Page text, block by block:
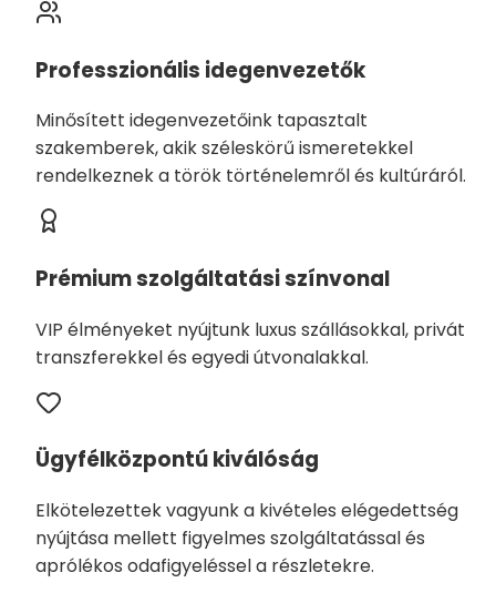
Professzionális idegenvezetők
Minősített idegenvezetőink tapasztalt
szakemberek, akik széleskörű ismeretekkel
rendelkeznek a török történelemről és kultúráról.
Prémium szolgáltatási színvonal
VIP élményeket nyújtunk luxus szállásokkal, privát
transzferekkel és egyedi útvonalakkal.
Ügyfélközpontú kiválóság
Elkötelezettek vagyunk a kivételes elégedettség
nyújtása mellett figyelmes szolgáltatással és
aprólékos odafigyeléssel a részletekre.